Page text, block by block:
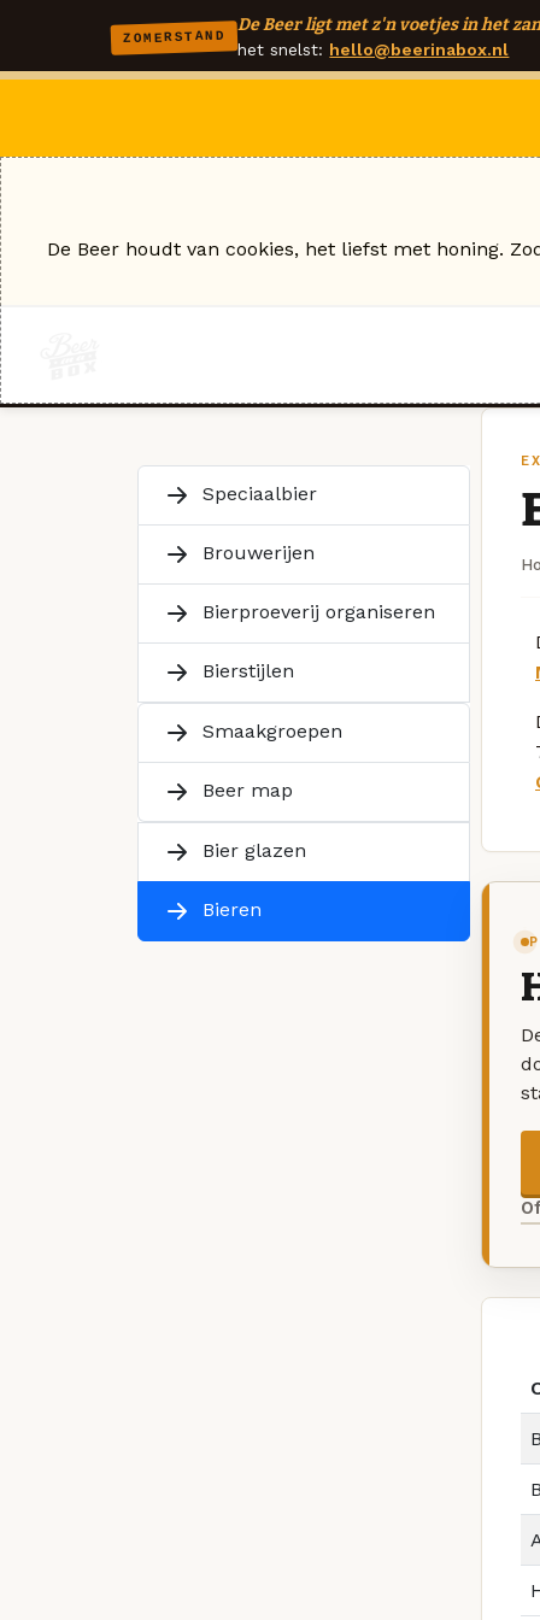
ZOMERSTAND
De Beer ligt met z'n voetjes in het
het snelst: hello@beerinabox.nl
Speciaalbier
Brouwerijen
Bierproeverij organiseren
Bierstijlen
Smaakgroepen
Beer map
Bier glazen
Bieren
De Beer houdt van cookies, het liefst met honing.